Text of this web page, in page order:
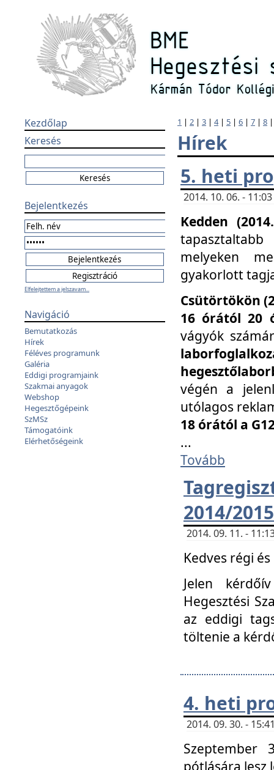
Kezdőlap
Keresés
Bejelentkezés
Elfelejtettem a jelszavam...
Navigáció
Bemutatkozás
Hírek
Féléves programunk
Galéria
Eddigi programjaink
Szakmai anyagok
Webshop
Hegesztőgépeink
SzMSz
Támogatóink
Elérhetőségeink
1 | 2 | 3 | 4| 5 | 6 | 7 | 8
Hírek
5. heti
2014. 10. 06. -
Kedden
melyeken
gyakorlott
Csütörtökön
16 órától 20
vágyók
végén a
utólagos
18 órától a
...
Tovább
2014/
2014. 09. 11. -
Kedves régi
Jelen
Hegesztési
az eddigi
töltenie a
4. heti
2014. 09. 30. -
Szeptember
pótlására lesz